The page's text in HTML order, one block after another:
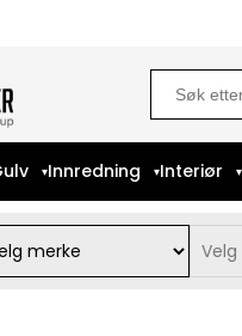
Search
for:
Innredning Interiør